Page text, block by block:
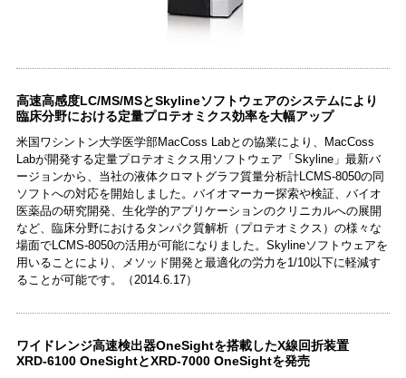
高速高感度LC/MS/MSとSkylineソフトウェアのシステムにより
臨床分野における定量プロテオミクス効率を大幅アップ
米国ワシントン大学医学部MacCoss Labとの協業により、MacCoss
Labが開発する定量プロテオミクス用ソフトウェア「Skyline」最新バ
ージョンから、当社の液体クロマトグラフ質量分析計LCMS-8050の同
ソフトへの対応を開始しました。バイオマーカー探索や検証、バイオ
医薬品の研究開発、生化学的アプリケーションのクリニカルへの展開
など、臨床分野におけるタンパク質解析（プロテオミクス）の様々な
場面でLCMS-8050の活用が可能になりました。Skylineソフトウェアを
用いることにより、メソッド開発と最適化の労力を1/10以下に軽減す
ることが可能です。（2014.6.17）
ワイドレンジ高速検出器OneSightを搭載したX線回折装置
XRD-6100 OneSightとXRD-7000 OneSightを発売